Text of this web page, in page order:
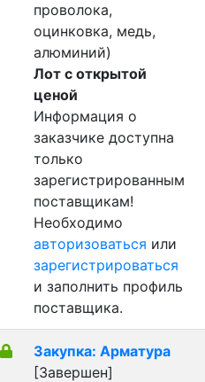
проволока,
оцинковка, медь,
алюминий)
Лот с открытой
ценой
Информация о
заказчике доступна
только
зарегистрированным
поставщикам!
Необходимо
авторизоваться или
зарегистрироваться
и заполнить профиль
поставщика.
Закупка: Арматура
[Завершен]